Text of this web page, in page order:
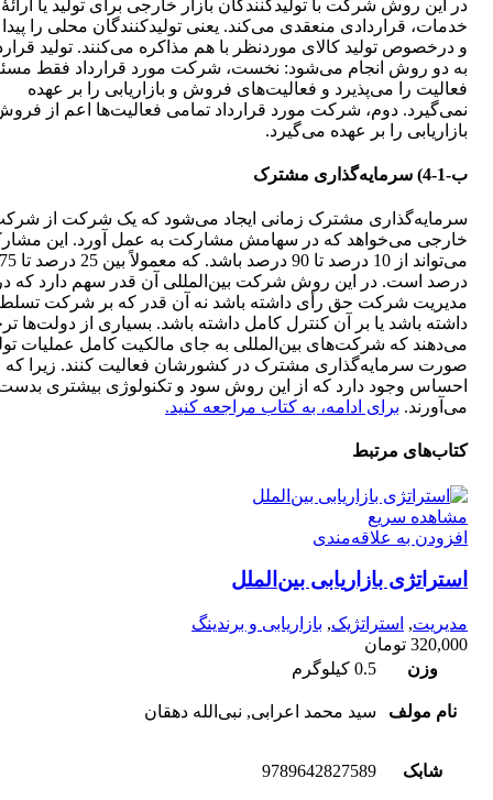
در این روش شرکت با تولیدکنندگان بازار خارجی برای تولید یا ارائۀ
خدمات، قراردادی منعقدی می‌کند. یعنی تولیدکنندگان محلی را
و درخصوص تولید کالای موردنظر با هم مذاکره می‌کنند. تولید
به دو روش انجام می‌شود: نخست، شرکت مورد قرارداد فقط
فعالیت را می‌پذیرد و فعالیت‌های فروش و بازاریابی را بر عهده
نمی‌گیرد. دوم، شرکت مورد قرارداد تمامی فعالیت‌ها اعم از
بازاریابی را بر عهده می‌گیرد.
ب-1-4) سرمایه‌گذاری مشترک
سرمایه‌گذاری مشترک زمانی ایجاد می‌شود که یک شرکت از
خارجی می‌خواهد که در سهامش مشارکت به عمل آورد. این
می‌تواند از 10 درصد تا 90 درصد باشد. که معمولاً بین 25 درصد تا 75
درصد است. در این روش شرکت بین‌المللی آن قدر سهم دارد که
مدیریت شرکت حق رأی داشته باشد نه آن قدر که بر شرکت
داشته باشد یا بر آن کنترل کامل داشته باشد. بسیاری از دولت‌ها
می‌دهند که شرکت‌های بین‌المللی به جای مالکیت کامل عملیات
صورت سرمایه‌گذاری مشترک در کشورشان فعالیت کنند. زیرا که
احساس وجود دارد که از این روش سود و تکنولوژی بیشتری
می‌آورند. برای ادامه، به کتاب مراجعه کنید.
کتاب‌های مرتبط
مشاهده سریع
افزودن به علاقه‌مندی
استراتژی بازاریابی بین‌الملل
مدیریت, استراتژیک, بازاریابی و برندینگ
320,000 تومان
وزن
0.5 کیلوگرم
نام مولف سید محمد اعرابی, نبی‌‌الله دهقان
شابک 9789642827589